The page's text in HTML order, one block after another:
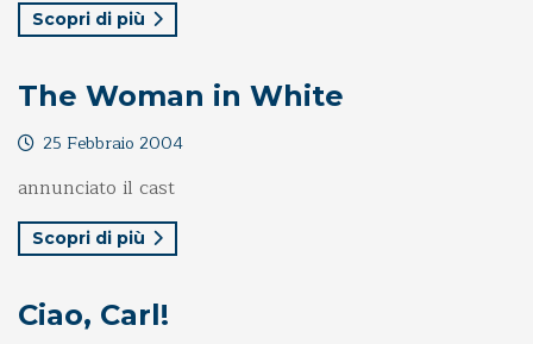
Scopri di più
The Woman in White
25 Febbraio 2004
annunciato il cast
Scopri di più
Ciao, Carl!